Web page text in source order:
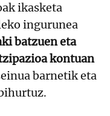
ikasketa
ingurunea
batzuen eta
kontuan
barnetik eta